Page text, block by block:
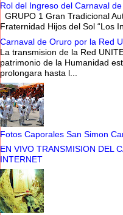
Rol del Ingreso del Carnaval
GRUPO 1 Gran Tradicional
Fraternidad Hijos
Carnaval de Oruro por la Red
La transmision de la Red
patrimonio de la Humanidad
prolongara hasta l...
Fotos Caporales San Simon
EN VIVO TRANSMISION DEL
INTERNET